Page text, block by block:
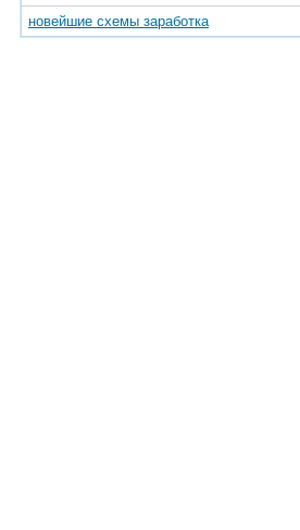
новейшие схемы заработка